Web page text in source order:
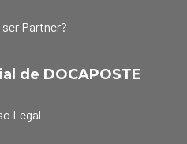
ser Partner?
de DOCAPOSTE
Legal